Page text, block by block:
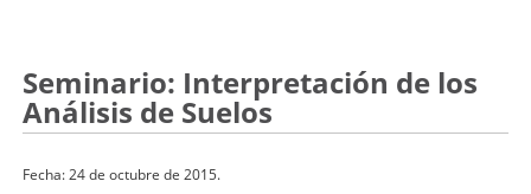
Seminario: Interpretación de los
Análisis de Suelos
Fecha: 24 de octubre de 2015.